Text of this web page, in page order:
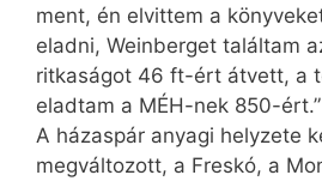
ment, én elvittem a
eladni, Weinberget találtam
ritkaságot 46 ft-ért átvett, a
eladtam a MÉH-nek 850-ért.”
A házaspár anyagi helyzete
megváltozott, a Freskó, a